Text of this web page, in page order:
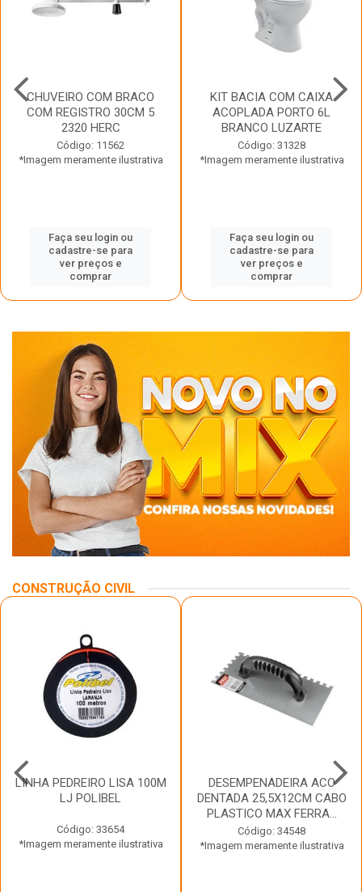
CHUVEIRO COM BRACO
COM REGISTRO 30CM 5
2320 HERC
Código: 11562
*Imagem meramente ilustrativa
Faça seu login ou
cadastre-se para
ver preços e
comprar
KIT BACIA COM CAIXA
ACOPLADA PORTO 6L
BRANCO LUZARTE
Código: 31328
*Imagem meramente ilustrativa
Faça seu login ou
cadastre-se para
ver preços e
comprar
CONSTRUÇÃO CIVIL
LINHA PEDREIRO LISA 100M
LJ POLIBEL
Código: 33654
*Imagem meramente ilustrativa
DESEMPENADEIRA ACO
DENTADA 25,5X12CM CABO
PLASTICO MAX FERRA...
Código: 34548
*Imagem meramente ilustrativa